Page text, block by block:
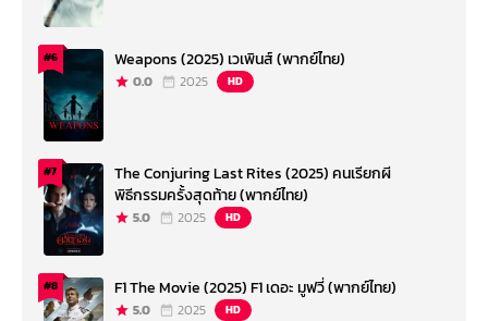
#6 Weapons (2025) เวเพินส์ (พากย์ไทย)
0.0 2025 HD
#7
The Conjuring Last Rites (2025) คนเรียกผี
พิธีกรรมครั้งสุดท้าย (พากย์ไทย)
5.0 2025 HD
#8 F1 The Movie (2025) F1 เดอะ มูฟวี่ (พากย์ไทย)
5.0 2025 HD